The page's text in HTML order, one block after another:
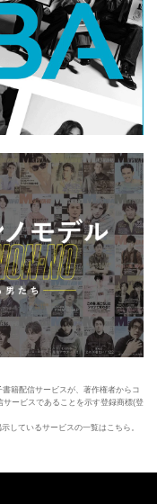
籍配信サービスが、著作権者からコ
ービスであることを示す登録商標(登
しているサービスの一覧はこちら。